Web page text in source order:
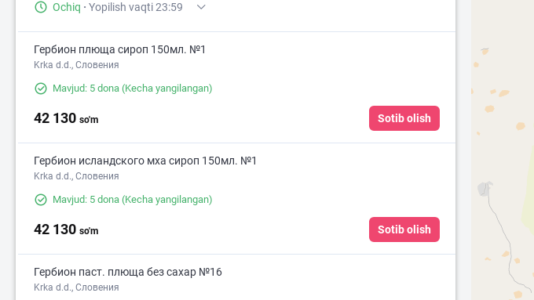
Ochiq · Yopilish vaqti 23:59
Гербион плюща сироп 150мл. №1
Krka d.d., Словения
Mavjud: 5 dona (Kecha yangilangan)
42 130 so'm Sotib olish
Гербион исландского мха сироп 150мл. №1
Krka d.d., Словения
Mavjud: 5 dona (Kecha yangilangan)
42 130 so'm Sotib olish
Гербион паст. плюща без сахар №16
Krka d.d., Словения